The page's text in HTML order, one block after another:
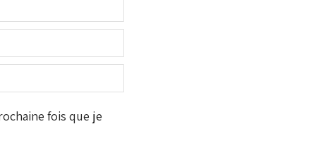
fois que je